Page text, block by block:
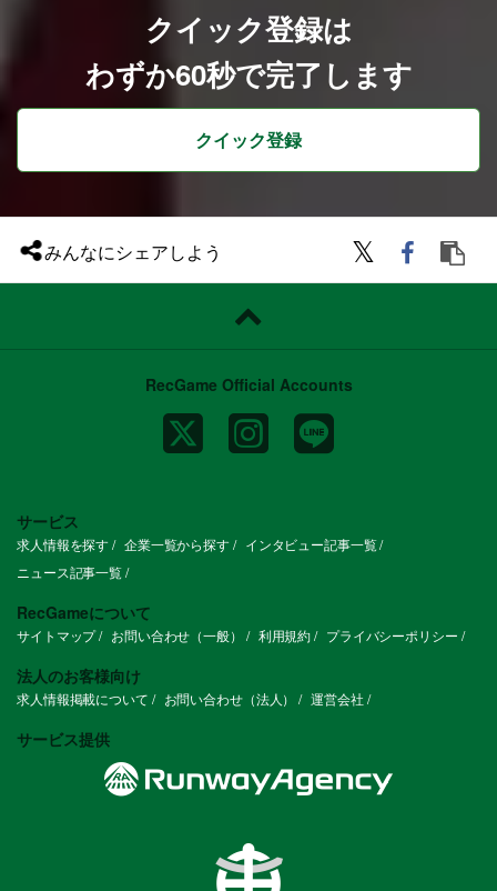
クイック登録は
わずか60秒で完了します
クイック登録
みんなにシェアしよう
RecGame Official Accounts
サービス
求人情報を探す 企業一覧から探す
インタビュー記事一覧
ニュース記事一覧
RecGameについて
サイトマップ お問い合わせ（一般） 利用規約 プライバシーポリシー
法人のお客様向け
求人情報掲載について お問い合わせ（法人） 運営会社
サービス提供